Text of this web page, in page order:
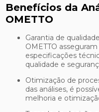
Benefícios da
OMETTO
Garantia de qualidade: As análises químicas da J.
OMETTO
especificações
qualidade e
Otimização de processos: Com base nos resultados
das análises, é
melhoria e